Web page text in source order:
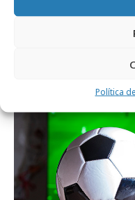
Política
El diario AS